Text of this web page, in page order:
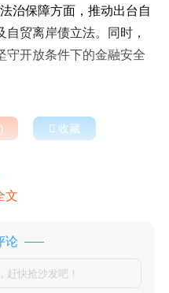
治保障方面，推动出台自
贸离岸债立法。同时，
守开放条件下的金融安全
)  收藏
文
论
赶快抢沙发吧！